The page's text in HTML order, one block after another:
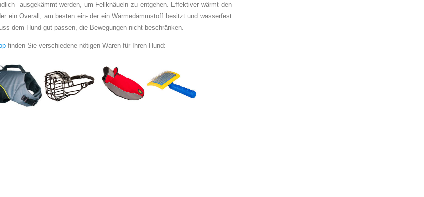
ausgekämmt werden, um Fellknäueln zu entgehen. Effektiver wärmt den
ein Overall, am besten ein- der ein Wärmedämmstoff besitzt und wasserfest
dem Hund gut passen, die Bewegungen nicht beschränken.
finden Sie verschiedene nötigen Waren für Ihren Hund: